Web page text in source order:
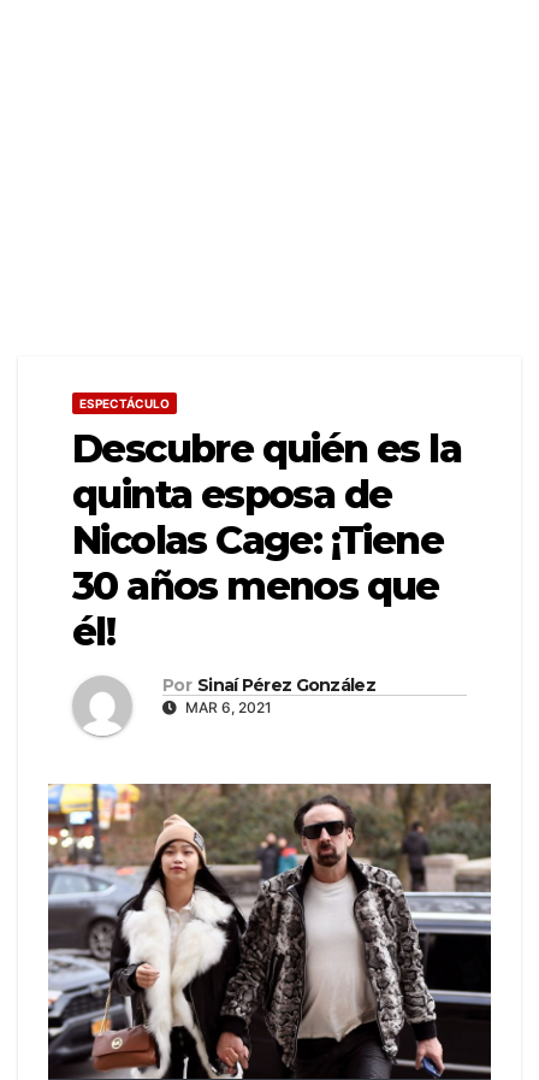
ESPECTÁCULO
Descubre quién es la
quinta esposa de
Nicolas Cage: ¡Tiene
30 años menos que
él!
Por Sinaí Pérez González
MAR 6, 2021